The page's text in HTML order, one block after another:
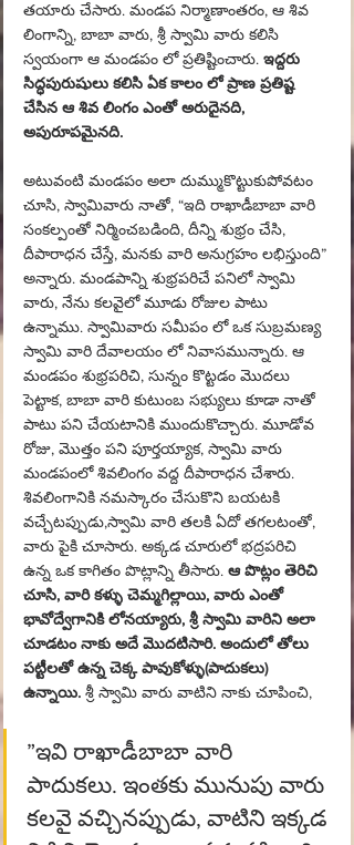
తయారు చేసారు. మండప నిర్మాణాంతరం, ఆ శివ
లింగాన్ని, బాబా వారు, శ్రీ స్వామి వారు కలిసి
స్వయంగా ఆ మండపం లో ప్రతిష్టించారు. ఇద్దరు
సిద్ధపురుషులు కలిసి ఏక కాలం లో ప్రాణ ప్రతిష్ట
చేసిన ఆ శివ లింగం ఎంతో అరుదైనది,
అపురూపమైనది.
అటువంటి మండపం అలా దుమ్ముకొట్టుకుపోవటం
చూసి, స్వామివారు నాతో, “ఇది రాఖాడీబాబా వారి
సంకల్పంతో నిర్మించబడింది, దీన్ని శుభ్రం చేసి,
దీపారాధన చేస్తే, మనకు వారి అనుగ్రహం లభిస్తుంది”
అన్నారు. మండపాన్ని శుభ్రపరిచే పనిలో స్వామి
వారు, నేను కలవైలో మూడు రోజుల పాటు
ఉన్నాము. స్వామివారు సమీపం లో ఒక సుబ్రమణ్య
స్వామి వారి దేవాలయం లో నివాసమున్నారు. ఆ
మండపం శుభ్రపరిచి, సున్నం కొట్టడం మొదలు
పెట్టాక, బాబా వారి కుటుంబ సభ్యులు కూడా నాతో
పాటు పని చేయటానికి ముందుకొచ్చారు. మూడోవ
రోజు, మొత్తం పని పూర్తయ్యాక, స్వామి వారు
మండపంలో శివలింగం వద్ద దీపారాధన చేశారు.
శివలింగానికి నమస్కారం చేసుకొని బయటకి
వచ్చేటప్పుడు,స్వామి వారి తలకి ఏదో తగలటంతో,
వారు పైకి చూసారు. అక్కడ చూరులో భద్రపరిచి
ఉన్న ఒక కాగితం పొట్లాన్ని తీసారు. ఆ పొట్లం తెరిచి
చూసి, వారి కళ్ళు చెమ్మగిల్లాయి, వారు ఎంతో
భావోద్వేగానికి లోనయ్యారు, శ్రీ స్వామి వారిని అలా
చూడటం నాకు అదే మొదటిసారి. అందులో తోలు
పట్టీలతో ఉన్న చెక్క పావుకోళ్ళు(పాదుకలు)
ఉన్నాయి. శ్రీ స్వామి వారు వాటిని నాకు చూపించి,
”ఇవి రాఖాడీబాబా వారి
పాదుకలు. ఇంతకు మునుపు వారు
కలవై వచ్చినప్పుడు, వాటిని ఇక్కడ